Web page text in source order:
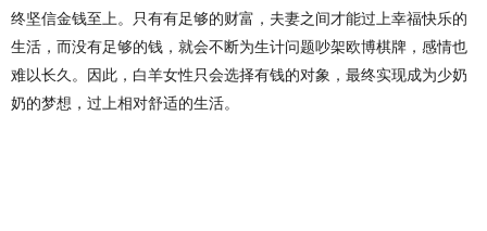
终坚信金钱至上。只有有足够的财富，夫妻之间才能过上幸福快乐的
生活，而没有足够的钱，就会不断为生计问题吵架欧博棋牌，感情也
难以长久。因此，白羊女性只会选择有钱的对象，最终实现成为少奶
奶的梦想，过上相对舒适的生活。